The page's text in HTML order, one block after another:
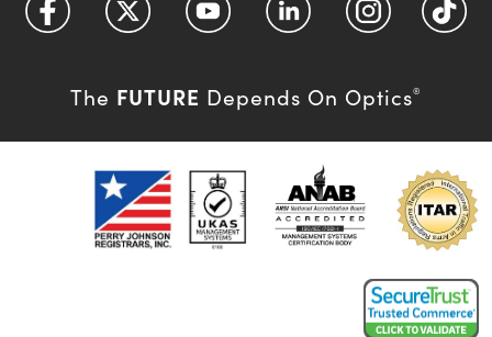
The FUTURE Depends On Optics®